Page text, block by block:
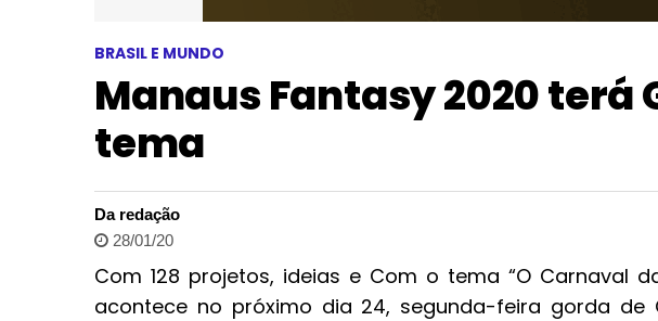
BRASIL E MUNDO
Manaus Fantasy 2020 terá
tema
Da redação
28/01/20
Com 128 projetos, ideias e Com o tema “O Carnaval
acontece no próximo dia 24, segunda-feira gorda de